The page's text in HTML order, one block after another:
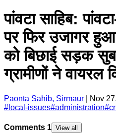
पांवटा साहिब:
पर फिर उजागर हुआ
को बिछाई सड़क
ग्रामीणों ने वायरल
Paonta Sahib, Sirmaur
Nov
# local-issues#administration#
Comments 1 View all